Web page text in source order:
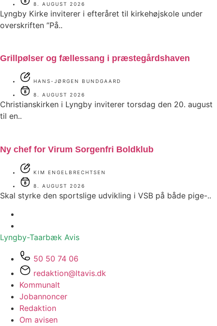
8. AUGUST 2026
Lyngby Kirke inviterer i efteråret til kirkehøjskole under
overskriften ”På..
Grillpølser og fællessang i præstegårdshaven
HANS-JØRGEN BUNDGAARD
8. AUGUST 2026
Christianskirken i Lyngby inviterer torsdag den 20. august
til en..
Ny chef for Virum Sorgenfri Boldklub
KIM ENGELBRECHTSEN
8. AUGUST 2026
Skal styrke den sportslige udvikling i VSB på både pige-..
Lyngby-Taarbæk Avis
50 50 74 06
redaktion@ltavis.dk
Kommunalt
Jobannoncer
Redaktion
Om avisen